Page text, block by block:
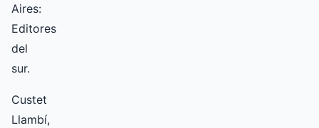
Aires:
Editores
del
sur.
Custet
Llambí,